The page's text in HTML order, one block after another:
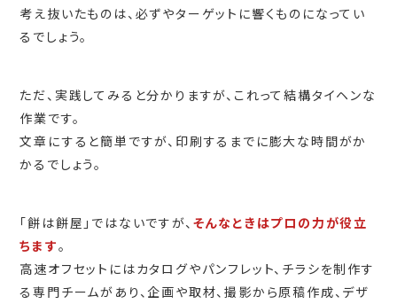
考え抜いたものは、必ずやターゲットに響くものになってい
るでしょう。
ただ、実践してみると分かりますが、これって結構タイヘンな
作業です。
文章にすると簡単ですが、印刷するまでに膨大な時間がか
かるでしょう。
「餅は餅屋」ではないですが、 そんなときはプロの力が役立
ちます。
高速オフセットにはカタログやパンフレット、チラシを制作す
る専門チームがあり、企画や取材、撮影から原稿作成、デザ